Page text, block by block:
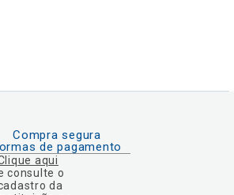
Compra segura
de pagamento
aqui
consulte o
da